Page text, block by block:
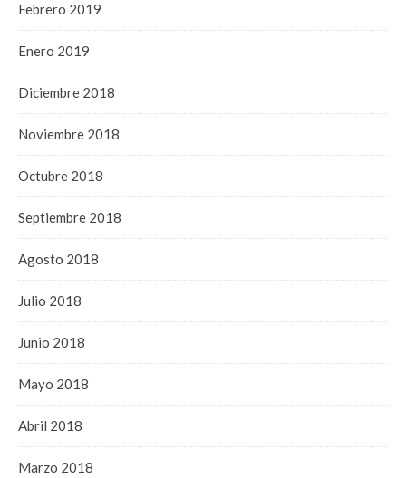
Febrero 2019
Enero 2019
Diciembre 2018
Noviembre 2018
Octubre 2018
Septiembre 2018
Agosto 2018
Julio 2018
Junio 2018
Mayo 2018
Abril 2018
Marzo 2018